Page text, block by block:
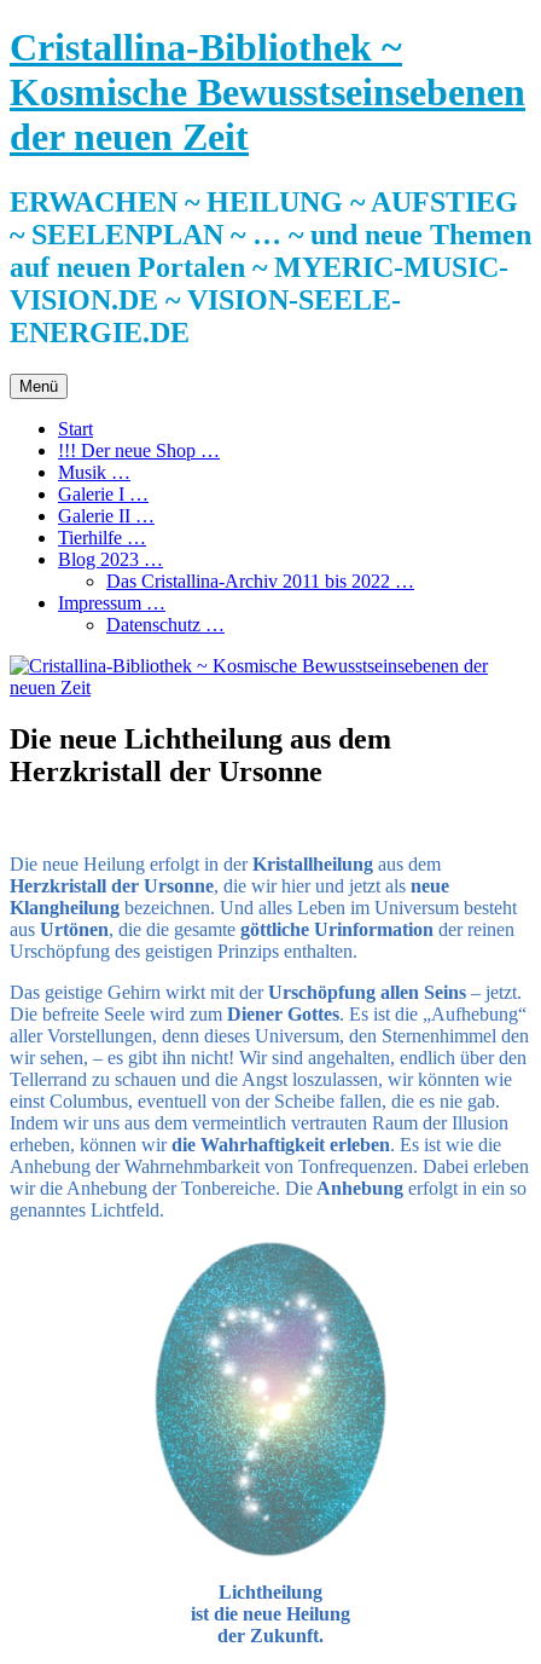
Zum
Inhalt
springen
Cristallina-Bibliothek ~
Kosmische Bewusstseinsebenen
der neuen Zeit
ERWACHEN ~ HEILUNG ~ AUFSTIEG
~ SEELENPLAN ~ … ~ und neue Themen
auf neuen Portalen ~ MYERIC-MUSIC-
VISION.DE ~ VISION-SEELE-
ENERGIE.DE
Menü
Start
!!! Der neue Shop …
Musik …
Galerie I …
Galerie II …
Tierhilfe …
Blog 2023 …
Das Cristallina-Archiv 2011 bis 2022 …
Impressum …
Datenschutz …
Die neue Lichtheilung aus dem
Herzkristall der Ursonne
Die neue Heilung erfolgt in derKristallheilung aus dem
Herzkristall der Ursonne, die wir hier und jetzt als neue
Klangheilung bezeichnen. Und alles Leben im Universum besteht
aus Urtönen, die die gesamte göttliche Urinformation der reinen
Urschöpfung des geistigen Prinzips enthalten.
Das geistige Gehirn wirkt mit derUrschöpfung allen Seins – jetzt.
Die befreite Seele wird zum Diener Gottes. Es ist die „Aufhebung“
aller Vorstellungen, denn dieses Universum, den Sternenhimmel den
wir sehen, – es gibt ihn nicht! Wir sind angehalten, endlich über den
Tellerrand zu schauen und die Angst loszulassen, wir könnten wie
einst Columbus, eventuell von der Scheibe fallen, die es nie gab.
Indem wir uns aus dem vermeintlich vertrauten Raum der Illusion
erheben, können wirdie Wahrhaftigkeit erleben. Es ist wie die
Anhebung der Wahrnehmbarkeit von Tonfrequenzen. Dabei erleben
wir die Anhebung der Tonbereiche. Die Anhebung erfolgt in ein so
genanntes Lichtfeld.
Lichtheilung
ist die neue Heilung
der Zukunft.